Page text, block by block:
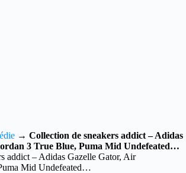
→ Collection de sneakers addict – Adidas
3 True Blue, Puma Mid Undefeated…
addict – Adidas Gazelle Gator, Air
Mid Undefeated…